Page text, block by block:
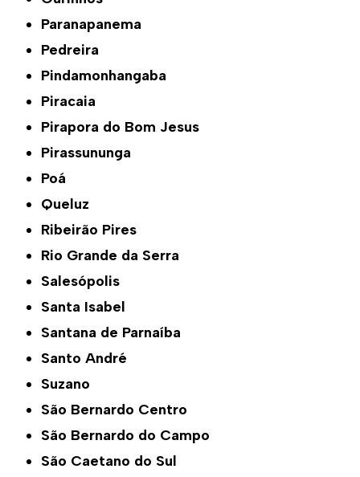
Paranapanema
Pedreira
Pindamonhangaba
Piracaia
Pirapora do Bom Jesus
Pirassununga
Poá
Queluz
Ribeirão Pires
Rio Grande da Serra
Salesópolis
Santa Isabel
Santana de Parnaíba
Santo André
Suzano
São Bernardo Centro
São Bernardo do Campo
São Caetano do Sul